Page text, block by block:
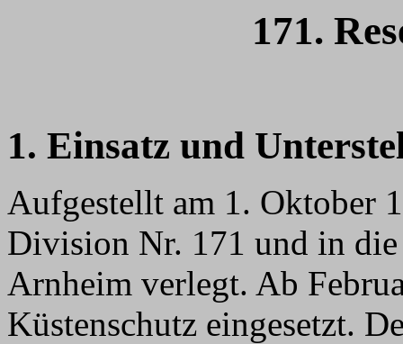
171.
1. Einsatz und
Aufgestellt am 1. Oktober
Division Nr. 171 und in
Arnheim verlegt. Ab
Küstenschutz eingesetzt.